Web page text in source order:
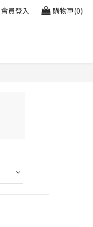
會員登入 購物車(0)